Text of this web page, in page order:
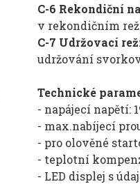
C-6 Rekondiční
v rekondičním
C-7 Udržovací
udržování
Technické
- napájecí napětí:
- max.nabíjecí
- pro olověné
- teplotní
- LED displej s